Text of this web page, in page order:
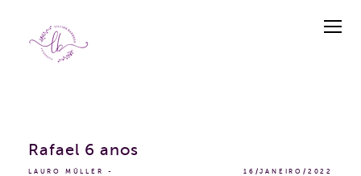
LAURO MÜLLER 16/JANEIRO/2022
Rafael 6 anos